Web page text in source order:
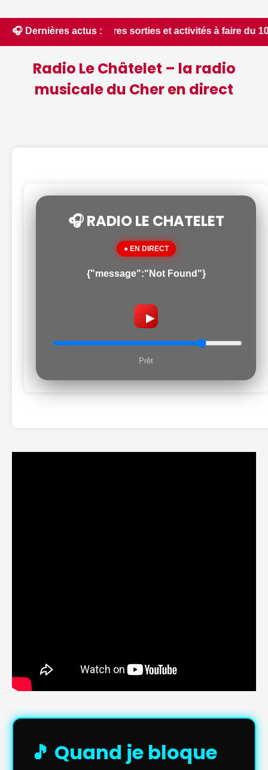
🎧 Dernières actus :
sorties et activités à faire du 10 août au 16
Radio Le Châtelet – la radio
musicale du Cher en direct
🎧 RADIO LE CHATELET
● EN DIRECT
{"message":"Not Found"}
▶
Prêt
🎵 Quand je bloque